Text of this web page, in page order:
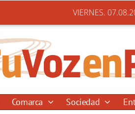
VIERNES.
Comarca Sociedad